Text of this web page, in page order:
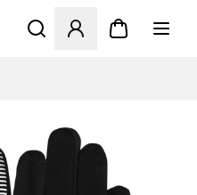
Åbner en Modal til at